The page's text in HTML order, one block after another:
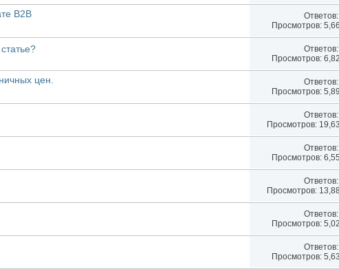
В2B Ответов:
Просмотров:
Ответов:
Просмотров:
цен. Ответов:
Просмотров:
Ответов:
Просмотров:
Ответов:
Просмотров:
Ответов:
Просмотров:
Ответов:
Просмотров:
Ответов:
Просмотров: